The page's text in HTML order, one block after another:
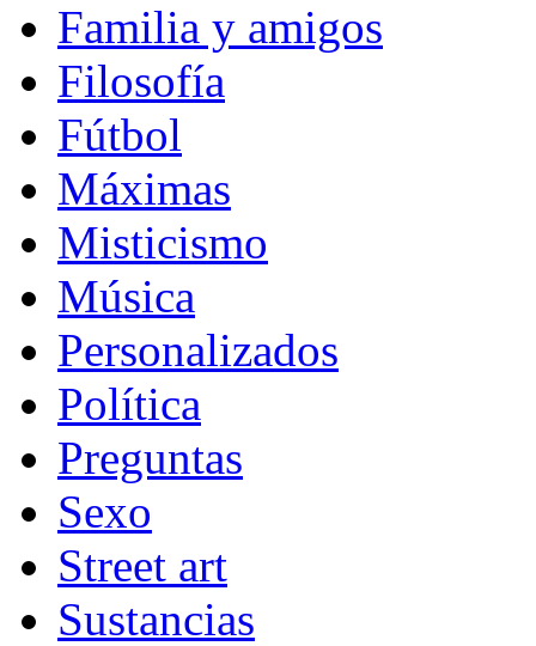
Familia y amigos
Filosofía
Fútbol
Máximas
Misticismo
Música
Personalizados
Política
Preguntas
Sexo
Street art
Sustancias